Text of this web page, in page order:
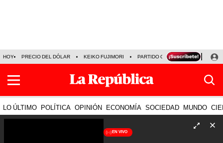
HOY PRECIO DEL DÓLAR KEIKO FUJIMORI PARTIDO OBRAS ARMONÍA 10
LO ÚLTIMO POLÍTICA OPINIÓN ECONOMÍA SOCIEDAD MUNDO
EN VIVO